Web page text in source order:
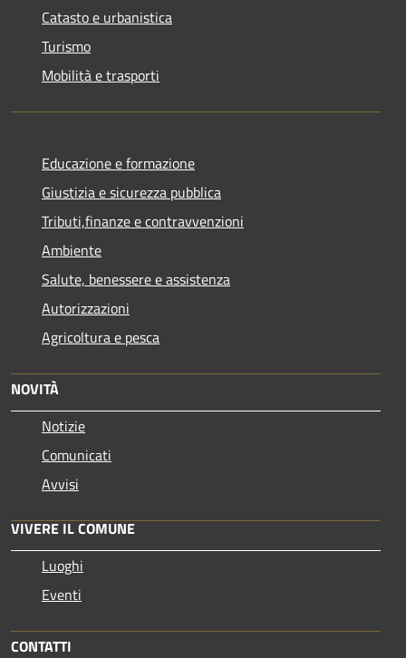
Catasto e urbanistica
Turismo
Mobilità e trasporti
Educazione e formazione
Giustizia e sicurezza pubblica
Tributi,finanze e contravvenzioni
Ambiente
Salute, benessere e assistenza
Autorizzazioni
Agricoltura e pesca
NOVITÀ
Notizie
Comunicati
Avvisi
VIVERE IL COMUNE
Luoghi
Eventi
CONTATTI